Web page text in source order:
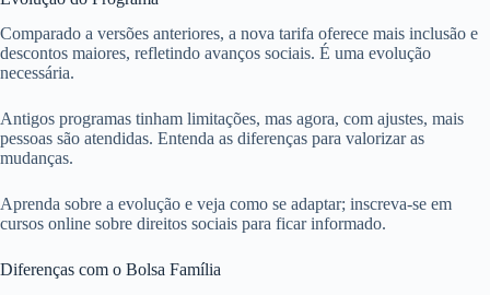
Comparado a versões anteriores, a nova tarifa oferece mais inclusão e
descontos maiores, refletindo avanços sociais. É uma evolução
necessária.
Antigos programas tinham limitações, mas agora, com ajustes, mais
pessoas são atendidas. Entenda as diferenças para valorizar as
mudanças.
Aprenda sobre a evolução e veja como se adaptar; inscreva-se em
cursos online sobre direitos sociais para ficar informado.
Diferenças com o Bolsa Família